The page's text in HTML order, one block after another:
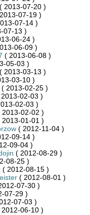
( 2013-07-20 )
07-19 )
07-14 )
07-13 )
06-24 )
06-09 )
( 2013-06-08 )
05-03 )
( 2013-03-13 )
03-10 )
( 2013-02-25 )
02-03 )
02-03 )
2013-02-02 )
2013-01-01 )
( 2012-11-04 )
09-14 )
09-04 )
( 2012-08-29 )
08-25 )
( 2012-08-15 )
( 2012-08-01 )
07-30 )
07-29 )
07-03 )
2012-06-10 )